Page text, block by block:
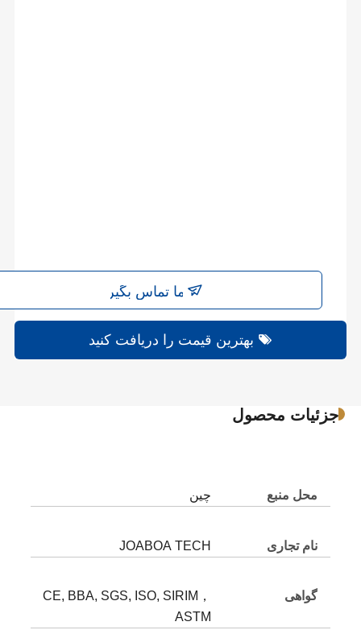
با ما تماس بگیرید
بهترین قیمت را دریافت کنید
جزئیات محصول
محل منبع چین
نام تجاری JOABOA TECH
گواهی
CE, BBA, SGS, ISO, SIRIM，
ASTM